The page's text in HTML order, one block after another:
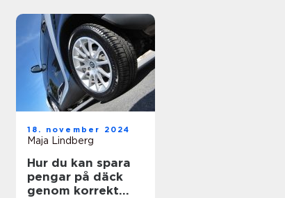
18. november 2024
Maja Lindberg
Hur du kan spara
pengar på däck
genom korrekt